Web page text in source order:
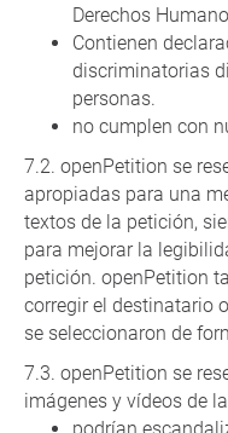
Derechos
Contienen
discriminatorias
personas.
no cumplen con
openPetition se
apropiadas para una
textos de la petición,
para mejorar la
petición. openPetition
corregir el destinatario
se seleccionaron de
openPetition se
imágenes y vídeos de